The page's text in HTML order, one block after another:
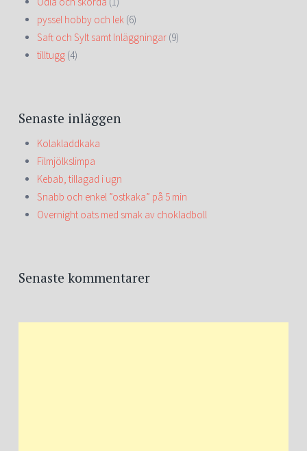
pyssel hobby och lek (6)
Saft och Sylt samt Inläggningar (9)
tilltugg (4)
Senaste inläggen
Kolakladdkaka
Filmjölkslimpa
Kebab, tillagad i ugn
Snabb och enkel ”ostkaka” på 5 min
Overnight oats med smak av chokladboll
Senaste kommentarer